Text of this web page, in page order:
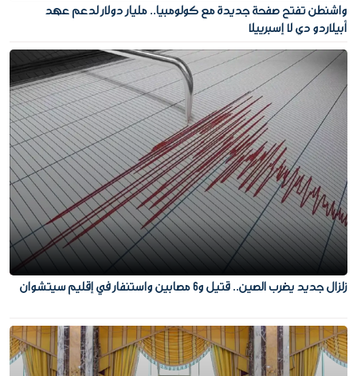
واشنطن تفتح صفحة جديدة مع كولومبيا.. مليار دولار لدعم عهد
أبيلاردو دي لا إسبرييلا
زلزال جديد يضرب الصين.. قتيل و6 مصابين واستنفار في إقليم سيتشوان